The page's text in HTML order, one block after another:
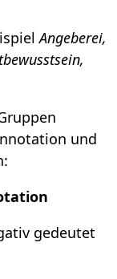
Angeberei,
und
gedeutet